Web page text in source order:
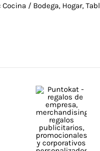
Cocina / Bodega, Hogar,